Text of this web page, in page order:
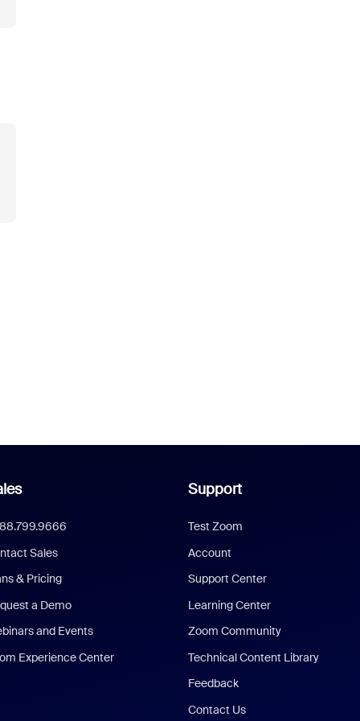
Sales
& Pricing
a Demo
and Events
Experience Center
Support
Test Zoom
Account
Support Center
Learning Center
Zoom Community
Technical Content Library
Feedback
Contact Us